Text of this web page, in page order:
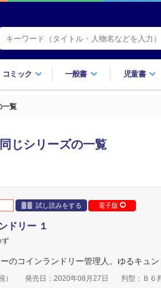
コミック 一般書 児童書
一覧
じシリーズの一覧
試し読みをする 電子版
ドリー １
のコインランドリー管理人。ゆるキュン
） 発売日：2020年08月27日 判型：Ｂ６